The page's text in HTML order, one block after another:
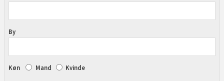
By
Køn Mand Kvinde